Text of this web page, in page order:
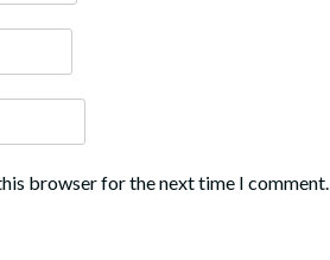
browser for the next time I comment.